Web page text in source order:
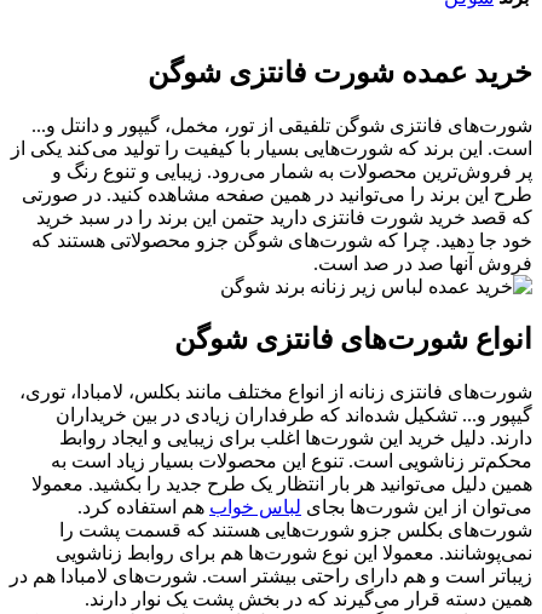
خرید عمده شورت فانتزی شوگن
شورت‌های فانتزی شوگن تلفیقی از تور، مخمل، گیپور و دانتل و...
است. این برند که شورت‌هایی بسیار با کیفیت را تولید می‌کند یکی از
پر فروش‌ترین محصولات به شمار می‌رود. زیبایی و تنوع رنگ و
طرح این برند را می‌توانید در همین صفحه مشاهده کنید. در صورتی
که قصد خرید شورت فانتزی دارید حتمن این برند را در سبد خرید
خود جا دهید. چرا که شورت‌های شوگن جزو محصولاتی هستند که
فروش آنها صد در صد است.
انواع شورت‌های فانتزی شوگن
شورت‌های فانتزی زنانه از انواع مختلف مانند بکلس، لامبادا، توری،
گیپور و... تشکیل شده‌اند که طرفداران زیادی در بین خریداران
دارند. دلیل خرید این شورت‌ها اغلب برای زیبایی و ایجاد روابط
محکم‌تر زناشویی است. تنوع این محصولات بسیار زیاد است به
همین دلیل می‌توانید هر بار انتظار یک طرح جدید را بکشید. معمولا
می‌توان از این شورت‌ها بجای لباس خواب هم استفاده کرد.
شورت‌های بکلس جزو شورت‌هایی هستند که قسمت پشت را
نمی‌پوشانند. معمولا این نوع شورت‌ها هم برای روابط زناشویی
زیباتر است و هم دارای راحتی بیشتر است. شورت‌های لامبادا هم در
همین دسته قرار می‌گیرند که در بخش پشت یک نوار دارند.